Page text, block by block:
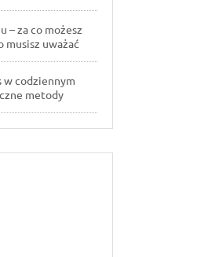
– za co możesz
musisz uważać
w codziennym
metody